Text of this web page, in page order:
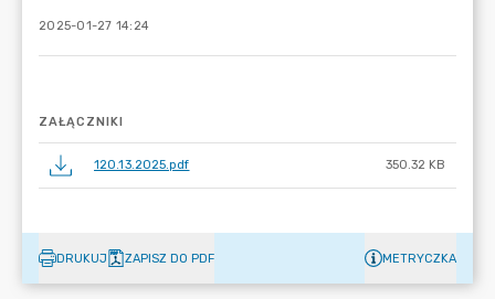
2025-01-27 14:24
ZAŁĄCZNIKI
120.13.2025.pdf 350.32 KB
DRUKUJ ZAPISZ DO PDF METRYCZKA